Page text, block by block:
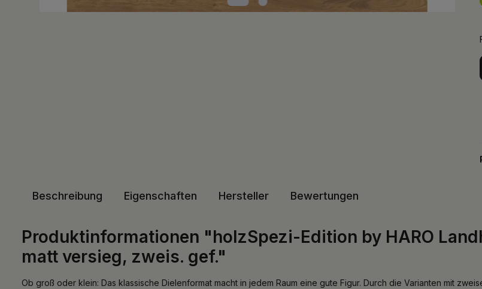
Beschreibung Eigenschaften Hersteller Bewertungen
Produktinformationen "holzSpezi-Edition by HARO
matt versieg, zweis. gef."
Ob groß oder klein: Das klassische Dielenformat macht in jedem Raum eine gute Figur. Durch die Varianten mit